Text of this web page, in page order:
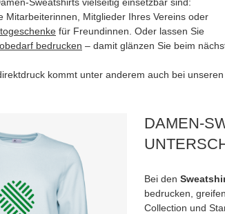
Mitarbeiterinnen, Mitglieder Ihres Vereins oder
für Freundinnen. Oder lassen Sie
bedrucken – damit glänzen Sie beim
kommt unter anderem auch bei unseren
DAMEN-
Bei den
bedrucken,
Collection und